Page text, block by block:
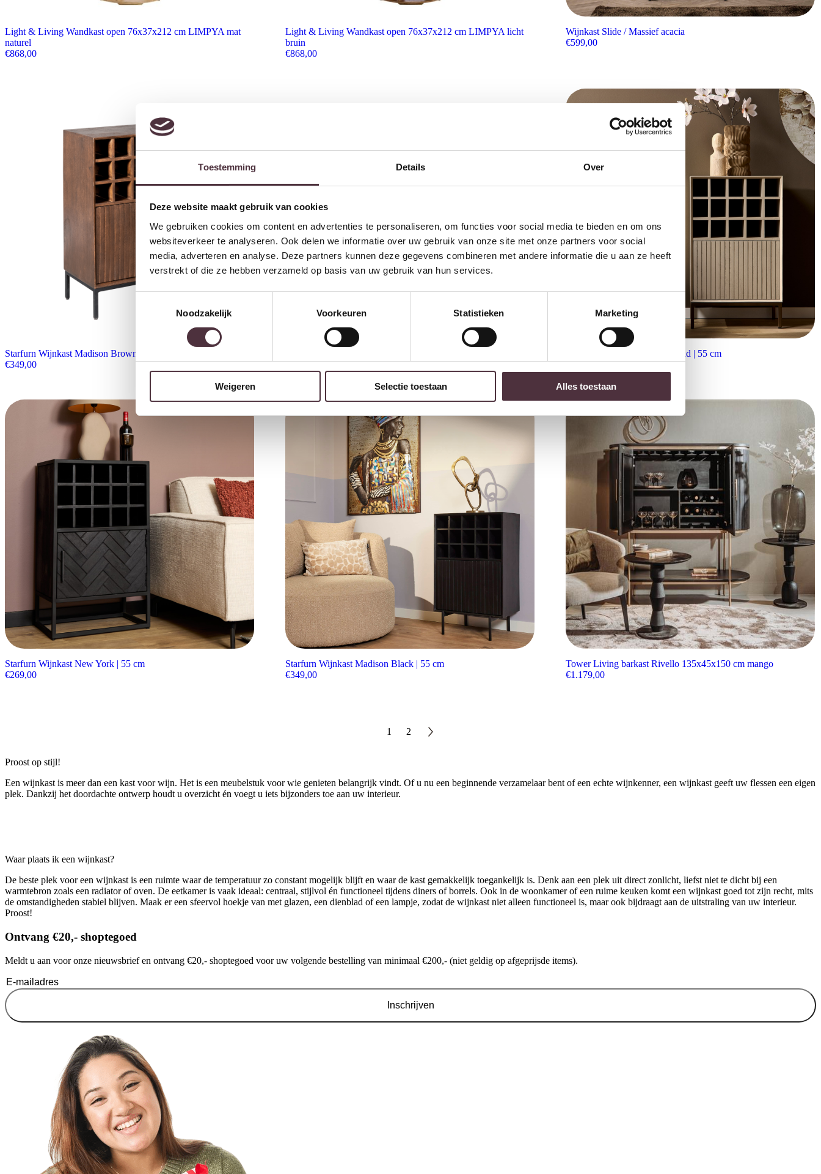
Toestemming Details Over
Deze website maakt gebruik van cookies
We gebruiken cookies om content en advertenties te personaliseren, om functies voor social media te bieden en om ons
websiteverkeer te analyseren. Ook delen we informatie over uw gebruik van onze site met onze partners voor social
media, adverteren en analyse. Deze partners kunnen deze gegevens combineren met andere informatie die u aan ze heeft
verstrekt of die ze hebben verzameld op basis van uw gebruik van hun services.
Noodzakelijk
Voorkeuren Statistieken Marketing
Weigeren Selectie toestaan Alles toestaan
Light & Living Wandkast open 76x37x212 cm LIMPYA mat
naturel
€868,00
Light & Living Wandkast open 76x37x212 cm LIMPYA licht
bruin
€868,00
Wijnkast Slide / Massief acacia
€599,00
Starfurn Wijnkast Madison Brown | 55 cm
€349,00
€349,00
Starfurn Wijnkast Madison Sand | 55 cm
€349,00
Starfurn Wijnkast New York | 55 cm
€269,00
Starfurn Wijnkast Madison Black | 55 cm
€349,00
Tower Living barkast Rivello 135x45x150 cm mango
€1.179,00
1 2
Proost op stijl!
Een wijnkast is meer dan een kast voor wijn. Het is een meubelstuk voor wie genieten belangrijk vindt. Of u nu een beginnende verzamelaar bent of een echte wijnkenner, een wijnkast geeft uw flessen een eigen
plek. Dankzij het doordachte ontwerp houdt u overzicht én voegt u iets bijzonders toe aan uw interieur.
Waar plaats ik een wijnkast?
De beste plek voor een wijnkast is een ruimte waar de temperatuur zo constant mogelijk blijft en waar de kast gemakkelijk toegankelijk is. Denk aan een plek uit direct zonlicht, liefst niet te dicht bij een
warmtebron zoals een radiator of oven. De eetkamer is vaak ideaal: centraal, stijlvol én functioneel tijdens diners of borrels. Ook in de woonkamer of een ruime keuken komt een wijnkast goed tot zijn recht, mits
de omstandigheden stabiel blijven. Maak er een sfeervol hoekje van met glazen, een dienblad of een lampje, zodat de wijnkast niet alleen functioneel is, maar ook bijdraagt aan de uitstraling van uw interieur.
Proost!
Ontvang €20,- shoptegoed
Meldt u aan voor onze nieuwsbrief en ontvang €20,- shoptegoed voor uw volgende bestelling van minimaal €200,- (niet geldig op afgeprijsde items).
Inschrijven